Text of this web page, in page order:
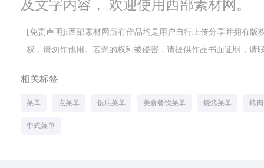
及文字内容， 欢迎使用西部素材网。
[免责声明]:西部素材网所有作品均是用户自行上传分享并拥有版
权，请勿作他用。若您的权利被侵害，请提供作品书面证明，请
相关标签
菜单 点菜单 饭店菜单 美食餐饮菜单 烧烤菜单 烤
中式菜单